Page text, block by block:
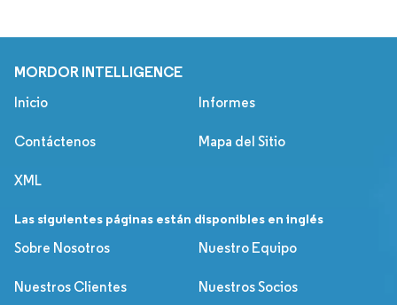
MORDOR INTELLIGENCE
Inicio Informes
Contáctenos Mapa del Sitio
XML
Las siguientes páginas están disponibles en inglés
Sobre Nosotros
Nuestro Equipo
Nuestros Clientes Nuestros Socios